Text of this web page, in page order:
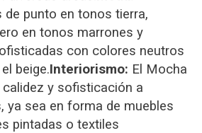
de punto en tonos tierra,
en tonos marrones y
con colores neutros
beige.Interiorismo: El Mocha
y sofisticación a
ya sea en forma de muebles
pintadas o textiles